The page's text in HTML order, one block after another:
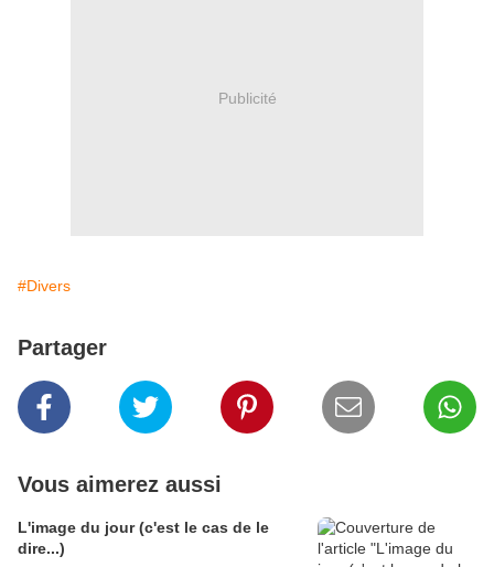
Publicité
#Divers
Partager
Vous aimerez aussi
L'image du jour (c'est le cas de le
dire...)